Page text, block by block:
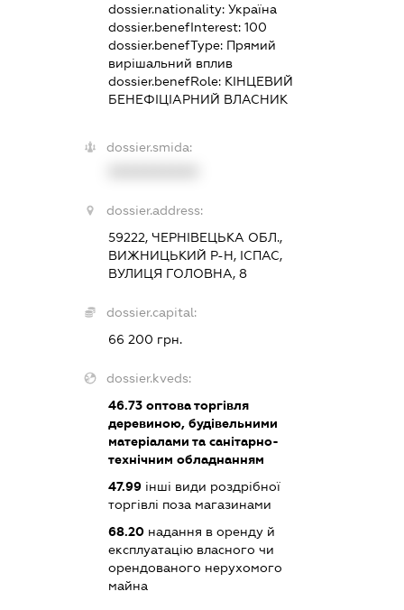
dossier.nationality: Україна
dossier.benefInterest: 100
dossier.benefType: Прямий
вирішальний вплив
dossier.benefRole: КІНЦЕВИЙ
БЕНЕФІЦІАРНИЙ ВЛАСНИК
dossier.smida:
dossier.address:
59222, ЧЕРНІВЕЦЬКА ОБЛ.,
ВИЖНИЦЬКИЙ Р-Н, ІСПАС,
ВУЛИЦЯ ГОЛОВНА, 8
dossier.capital:
66 200 грн.
dossier.kveds:
46.73оптова торгівля
деревиною, будівельними
матеріалами та санітарно-
технічним обладнанням
47.99інші види роздрібної
торгівлі поза магазинами
68.20надання в оренду й
експлуатацію власного чи
орендованого нерухомого
майна